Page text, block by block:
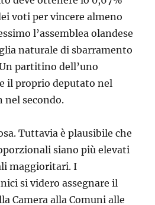
voti per vincere almeno
l’assemblea olandese
naturale di sbarramento
partitino dell’uno
il proprio deputato nel
nel secondo.
Tuttavia è plausibile che
siano più elevati
maggioritari. I
si videro assegnare il
Camera alla Comuni alle